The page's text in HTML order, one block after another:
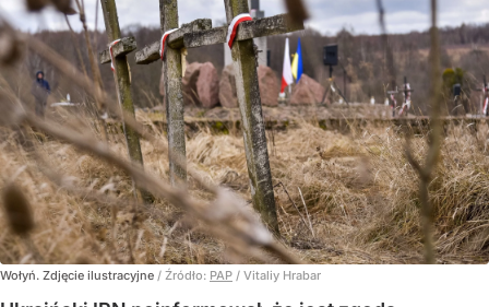
Wołyń. Zdjęcie ilustracyjne / Źródło: PAP / Vitaliy Hrabar